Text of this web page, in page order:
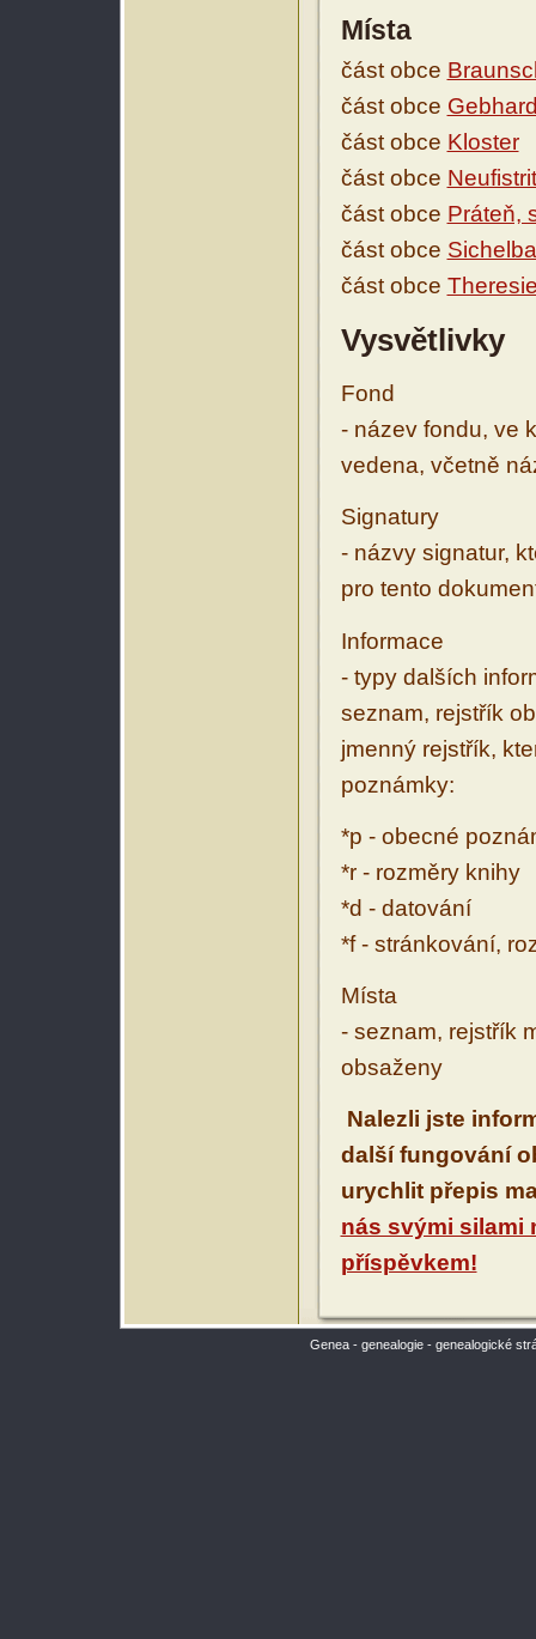
Místa
část obce
část obce
část obce Kloster
část obce
část obce Práteň,
část obce
část obce
Vysvětlivky
Fond
- název fondu, ve
vedena, včetně
Signatury
- názvy signatur,
pro tento
Informace
- typy dalších
seznam, rejstřík
jmenný rejstřík,
poznámky:
*p - obecné
*r - rozměry knihy
*d - datování
*f - stránkování,
Místa
- seznam, rejstřík
obsaženy
Nalezli jste
další fungování
urychlit přepis
nás svými silami
příspěvkem!
Genea - genealogie - genealogické